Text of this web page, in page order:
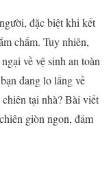
đặc biệt khi kết
chấm. Tuy nhiên,
về vệ sinh an toàn
đang lo lắng về
tại nhà? Bài viết
giòn ngon, đảm